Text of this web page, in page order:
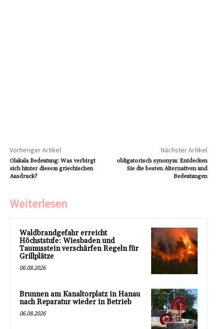
Vorheriger Artikel
Olakala Bedeutung: Was verbirgt
sich hinter diesem griechischen
Ausdruck?
Nächster Artikel
obligatorisch synonym: Entdecken
Sie die besten Alternativen und
Bedeutungen
Weiterlesen
Waldbrandgefahr erreicht
Höchststufe: Wiesbaden und
Taunusstein verschärfen Regeln für
Grillplätze
06.08.2026
Brunnen am Kanaltorplatz in Hanau
nach Reparatur wieder in Betrieb
06.08.2026